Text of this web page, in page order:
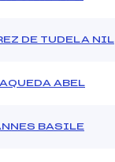
DE TUDELA NIL
ABEL
BASILE